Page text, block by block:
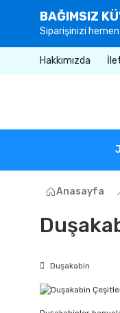
BAĞIMSIZ
Siparişinizi hemen
Hakkımızda
Anasayfa
Duşakabin